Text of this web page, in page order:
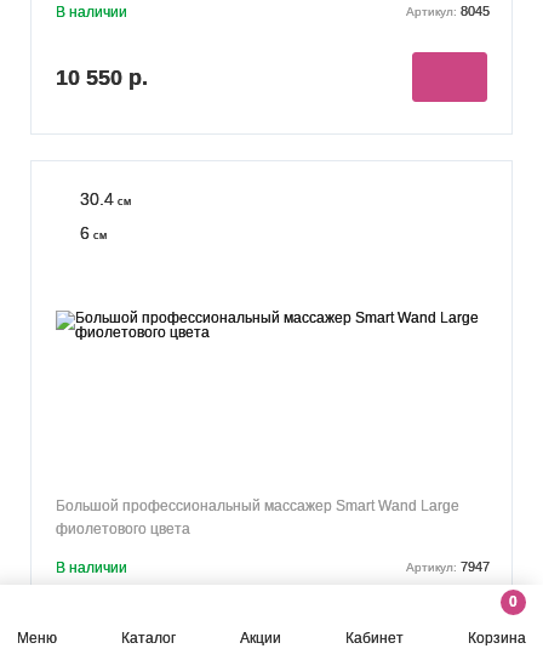
Меню Каталог Акции Кабинет
0
Корзина
В наличии Артикул: 8045
10 550 р.
30.4 см
6 см
Большой профессиональный массажер Smart Wand Large
фиолетового цвета
В наличии Артикул: 7947
26 205 р.